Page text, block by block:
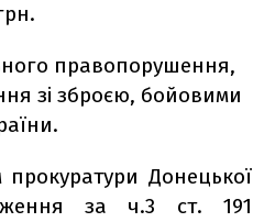
правопорушення,
зі зброєю, бойовими
прокуратури Донецької
за ч.3 ст. 191